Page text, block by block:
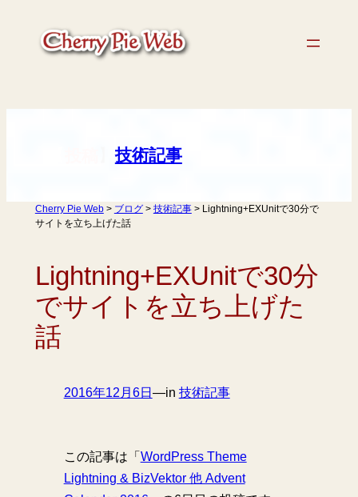
ッ
】技術記事
Cherry Pie Web> ブログ> 技術記事> Lightning+EXUnitで30分で
サイトを立ち上げた話
Lightning+EXUnitで30分
でサイトを立ち上げた
話
2016年12月6日 —in 技術記事
この記事は「 WordPress Theme
Lightning & BizVektor 他 Advent